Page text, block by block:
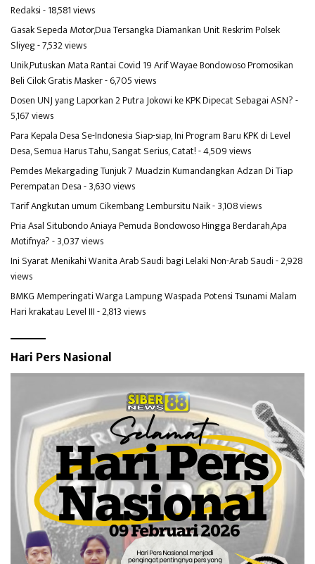
Redaksi- 18,581 views
Gasak Sepeda Motor,Dua Tersangka Diamankan Unit Reskrim Polsek
Sliyeg- 7,532 views
Unik,Putuskan Mata Rantai Covid 19 Arif Wayae Bondowoso Promosikan
Beli Cilok Gratis Masker- 6,705 views
Dosen UNJ yang Laporkan 2 Putra Jokowi ke KPK Dipecat Sebagai ASN?-
5,167 views
Para Kepala Desa Se-Indonesia Siap-siap, Ini Program Baru KPK di Level
Desa, Semua Harus Tahu, Sangat Serius, Catat!- 4,509 views
Pemdes Mekargading Tunjuk 7 Muadzin Kumandangkan Adzan Di Tiap
Perempatan Desa- 3,630 views
Tarif Angkutan umum Cikembang Lembursitu Naik- 3,108 views
Pria Asal Situbondo Aniaya Pemuda Bondowoso Hingga Berdarah,Apa
Motifnya?- 3,037 views
Ini Syarat Menikahi Wanita Arab Saudi bagi Lelaki Non-Arab Saudi- 2,928
views
BMKG Memperingati Warga Lampung Waspada Potensi Tsunami Malam
Hari krakatau Level III- 2,813 views
Hari Pers Nasional